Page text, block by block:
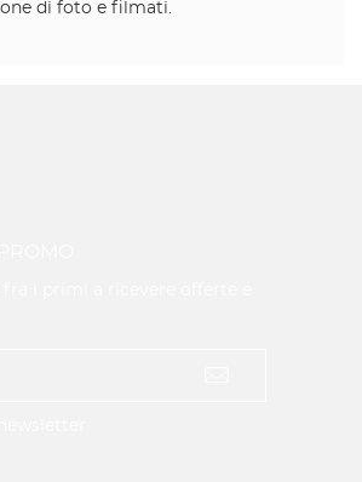
di foto e filmati.